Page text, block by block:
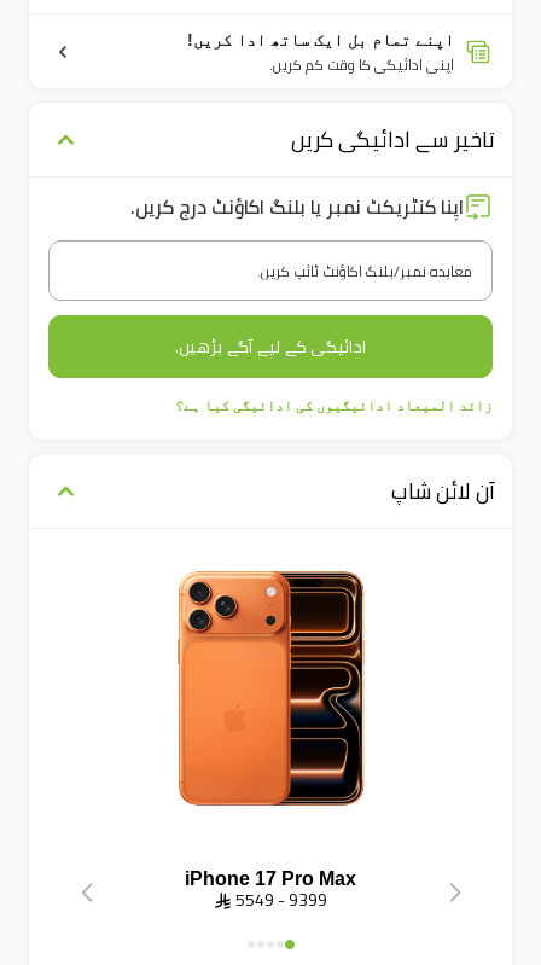
اپنے تمام بل ایک ساتھ ادا کریں!
اپنی ادائیگی کا وقت کم کریں۔
تاخیر سے ادائیگی کریں
اپنا کنٹریکٹ نمبر یا بلنگ اکاؤنٹ درج کریں۔
معاہدہ نمبر/بلنگ اکاؤنٹ ٹائپ کریں۔
ادائیگی کے لیے آگے بڑھیں۔
زائد المیعاد ادائیگیوں کی ادائیگی کیا ہے؟
آن لائن شاپ
iPhone 17 Pro Max
 5549 - 9399